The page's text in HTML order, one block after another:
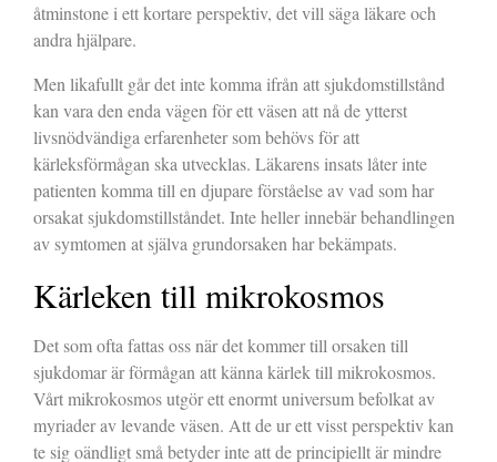
åtminstone i ett kortare perspektiv, det vill säga läkare och
andra hjälpare.
Men likafullt går det inte komma ifrån att sjukdomstillstånd
kan vara den enda vägen för ett väsen att nå de ytterst
livsnödvändiga erfarenheter som behövs för att
kärleksförmågan ska utvecklas. Läkarens insats låter inte
patienten komma till en djupare förståelse av vad som har
orsakat sjukdomstillståndet. Inte heller innebär behandlingen
av symtomen at själva grundorsaken har bekämpats.
Kärleken till mikrokosmos
Det som ofta fattas oss när det kommer till orsaken till
sjukdomar är förmågan att känna kärlek till mikrokosmos.
Vårt mikrokosmos utgör ett enormt universum befolkat av
myriader av levande väsen. Att de ur ett visst perspektiv kan
te sig oändligt små betyder inte att de principiellt är mindre